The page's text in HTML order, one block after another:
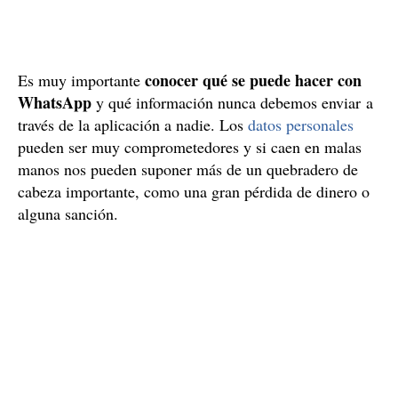
Es muy importante conocer qué se puede hacer con
WhatsApp y qué información nunca debemos enviar a
través de la aplicación a nadie. Los datos personales
pueden ser muy comprometedores y si caen en malas
manos nos pueden suponer más de un quebradero de
cabeza importante, como una gran pérdida de dinero o
alguna sanción.